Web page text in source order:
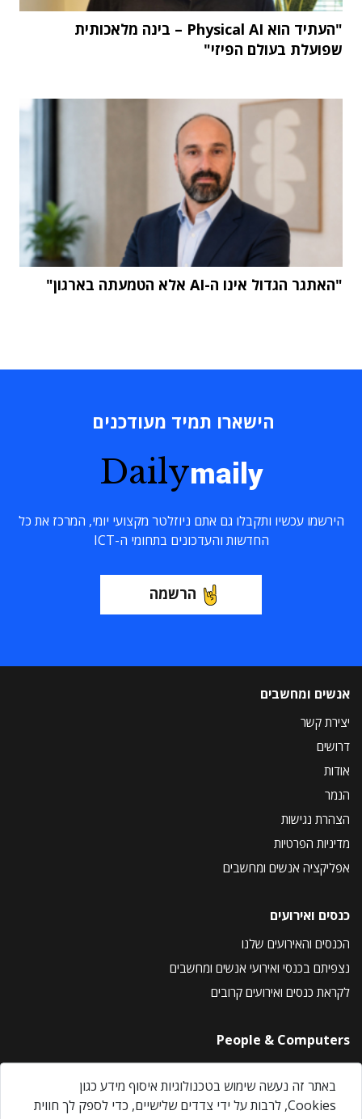
"העתיד הוא Physical AI – בינה מלאכותית
שפועלת בעולם הפיזי"
"האתגר הגדול אינו ה-AI אלא הטמעתה בארגון"
הישארו תמיד מעודכנים
Dailymaily
הירשמו עכשיו ותקבלו גם אתם ניוזלטר מקצועי יומי, המרכז את כל
החדשות והעדכונים בתחומי ה-ICT
הרשמה
אנשים ומחשבים
יצירת קשר
דרושים
אודות
הנמר
הצהרת נגישות
מדיניות הפרטיות
אפליקציה אנשים ומחשבים
כנסים ואירועים
הכנסים והאירועים שלנו
נצפיתם בכנסי ואירועי אנשים ומחשבים
לקראת כנסים ואירועים קרובים
People & Computers
About Us
Privacy Policy
באתר זה נעשה שימוש בטכנולוגיות איסוף מידע כגון
Cookies, לרבות על ידי צדדים שלישיים, כדי לספק לך חווית